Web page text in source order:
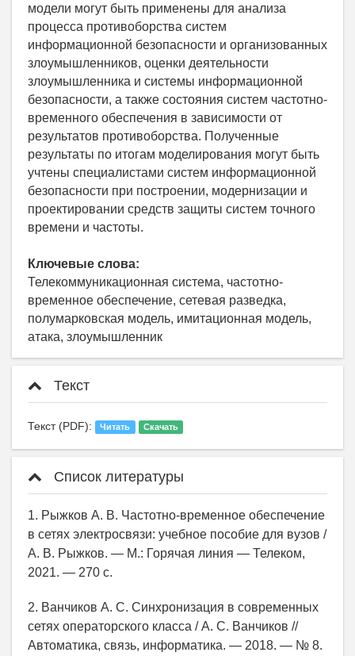
модели могут быть применены для анализа
процесса противоборства систем
информационной безопасности и организованных
злоумышленников, оценки деятельности
злоумышленника и системы информационной
безопасности, а также состояния систем частотно-
временного обеспечения в зависимости от
результатов противоборства. Полученные
результаты по итогам моделирования могут быть
учтены специалистами систем информационной
безопасности при построении, модернизации и
проектировании средств защиты систем точного
времени и частоты.
Ключевые слова:
Телекоммуникационная система, частотно-
временное обеспечение, сетевая разведка,
полумарковская модель, имитационная модель,
атака, злоумышленник
Текст
Текст (PDF): Читать Скачать
Список литературы
1. Рыжков А. В. Частотно-временное обеспечение
в сетях электросвязи: учебное пособие для вузов /
А. В. Рыжков. — М.: Горячая линия — Телеком,
2021. — 270 с.
2. Ванчиков А. С. Синхронизация в современных
сетях операторского класса / А. С. Ванчиков //
Автоматика, связь, информатика. — 2018. — № 8.